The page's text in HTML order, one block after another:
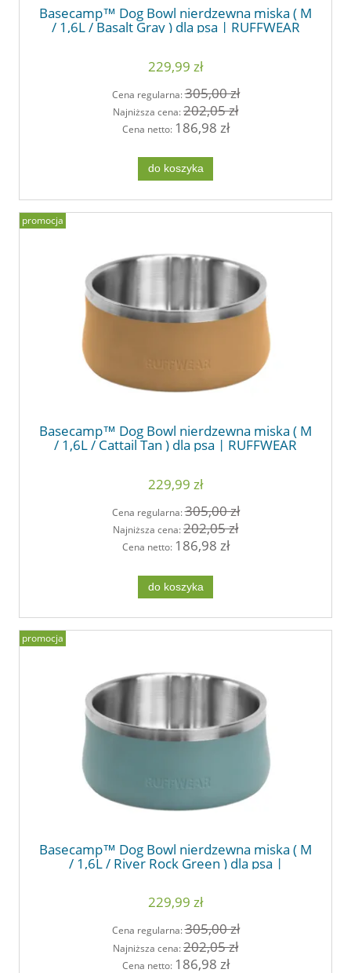
Basecamp™ Dog Bowl nierdzewna miska ( M
/ 1,6L / Basalt Gray ) dla psa | RUFFWEAR
229,99 zł
Cena regularna:305,00 zł
Najniższa cena:202,05 zł
Cena netto: 186,98 zł
do koszyka
Basecamp™ Dog Bowl nierdzewna miska ( M
/ 1,6L / Cattail Tan ) dla psa | RUFFWEAR
229,99 zł
Cena regularna:305,00 zł
Najniższa cena:202,05 zł
Cena netto: 186,98 zł
do koszyka
promocja
Basecamp™ Dog Bowl nierdzewna miska ( M
/ 1,6L / River Rock Green ) dla psa |
229,99 zł
Cena regularna:305,00 zł
Najniższa cena:202,05 zł
Cena netto: 186,98 zł
promocja